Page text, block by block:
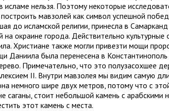
нельзя. Поэтому некоторые
мавзолей как символ успешной
до исламской религии, принесла в
окраине города. Действительно культурные
Христиане также могли привезти мощи
Даниила была перенесена в
Примечательно, что это полузасохшее
II. Внутри мавзолея мы видим самую
немного шире двух метров, потому что с
стоит небольшой камень с арабскими
этот камень с места.